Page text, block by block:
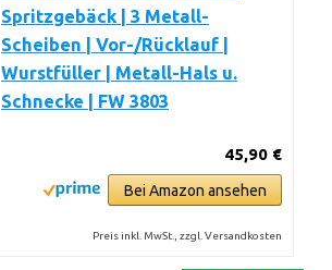
Spritzgebäck | 3 Metall-
Scheiben | Vor-/Rücklauf |
Wurstfüller | Metall-Hals u.
Schnecke | FW 3803
45,90 €
Bei Amazon ansehen
Preis inkl. MwSt., zzgl. Versandkosten